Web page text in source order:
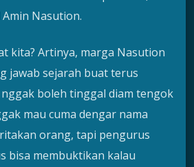
Nasution.
kita? Artinya, marga Nasution
jawab sejarah buat terus
boleh tinggal diam tengok
mau cuma dengar nama
orang, tapi pengurus
bisa membuktikan kalau